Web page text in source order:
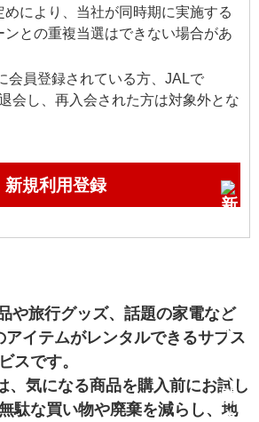
めにより、当社が同時期に実施する
ンとの重複当選はできない場合があ
会員登録されている方、JALで
会し、再入会された方は対象外とな
新規利用登録
や旅行グッズ、話題の家電など
アイテムがレンタルできるサブス
スです。
気になる商品を購入前にお試し
駄な買い物や廃棄を減らし、地